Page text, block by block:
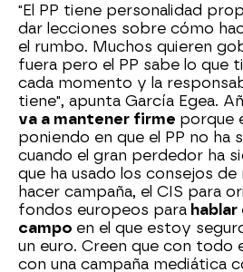
"El PP tiene personalidad
dar lecciones sobre cómo
el rumbo. Muchos quieren
fuera pero el PP sabe lo que
cada momento y la
tiene", apunta García Egea.
va a mantener firme porque
poniendo en que el PP no ha
cuando el gran perdedor ha
que ha usado los consejos
hacer campaña, el CIS para
fondos europeos para hablar
campo en el que estoy
un euro. Creen que con todo
con una campaña mediática